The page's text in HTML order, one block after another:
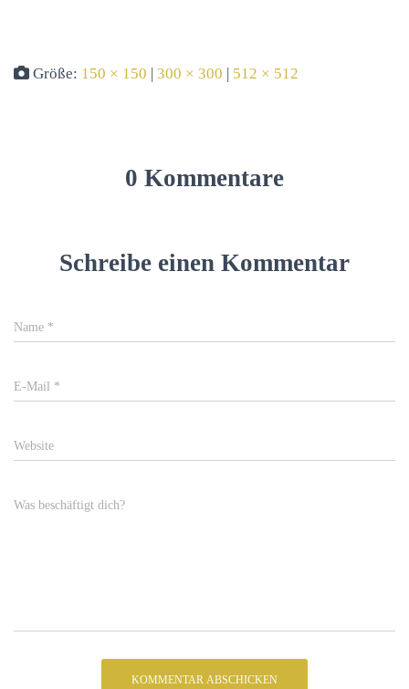
Größe: 150 × 150 | 300 × 300 | 512 × 512
0 Kommentare
Schreibe einen Kommentar
Name *
E-Mail *
Website
Was beschäftigt dich?